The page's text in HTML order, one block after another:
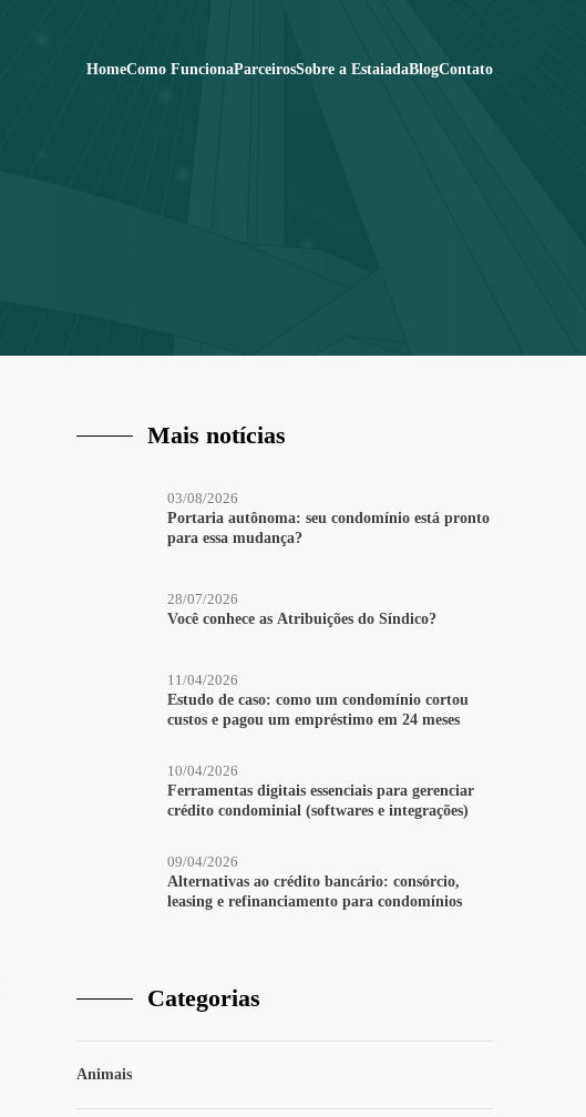
HomeComo FuncionaParceirosSobre a EstaiadaBlogContato
Mais notícias
03/08/2026
Portaria autônoma: seu condomínio está pronto
para essa mudança?
28/07/2026
Você conhece as Atribuições do Síndico?
11/04/2026
Estudo de caso: como um condomínio cortou
custos e pagou um empréstimo em 24 meses
10/04/2026
Ferramentas digitais essenciais para gerenciar
crédito condominial (softwares e integrações)
09/04/2026
Alternativas ao crédito bancário: consórcio,
leasing e refinanciamento para condomínios
Categorias
Animais